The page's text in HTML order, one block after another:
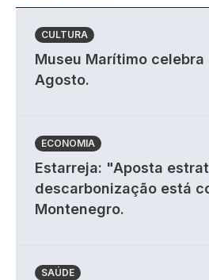
CULTURA
Museu Marítimo celebra
Agosto.
ECONOMIA
Estarreja: "Aposta
descarbonização está
Montenegro.
SAÚDE